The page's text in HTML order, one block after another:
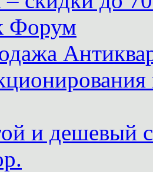
Форум
и дешевый